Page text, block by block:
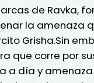
de Ravka,
la amenaza
Grisha.Sin
que corre por
a día y